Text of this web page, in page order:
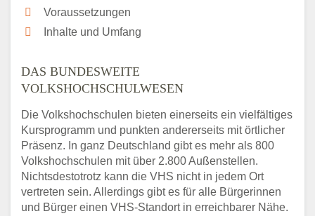
Voraussetzungen
Inhalte und Umfang
DAS BUNDESWEITE
VOLKSHOCHSCHULWESEN
Die Volkshochschulen bieten einerseits ein vielfältiges
Kursprogramm und punkten andererseits mit örtlicher
Präsenz. In ganz Deutschland gibt es mehr als 800
Volkshochschulen mit über 2.800 Außenstellen.
Nichtsdestotrotz kann die VHS nicht in jedem Ort
vertreten sein. Allerdings gibt es für alle Bürgerinnen
und Bürger einen VHS-Standort in erreichbarer Nähe.